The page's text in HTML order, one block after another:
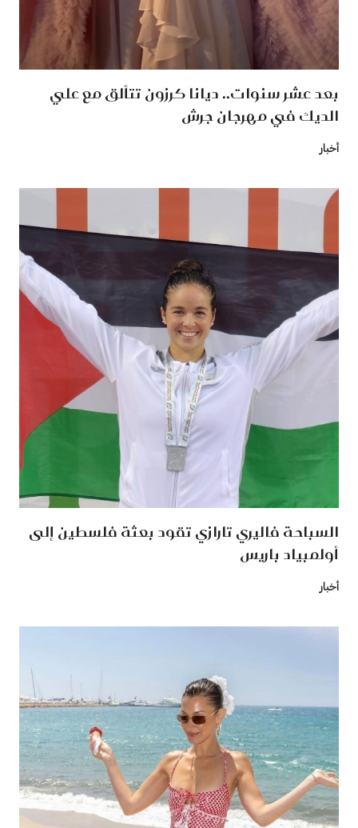
بعد عشر سنوات.. ديانا كرزون تتألق مع علي
الديك في مهرجان جرش
أخبار
السباحة فاليري تارازي تقود بعثة فلسطين إلى
أولمبياد باريس
أخبار